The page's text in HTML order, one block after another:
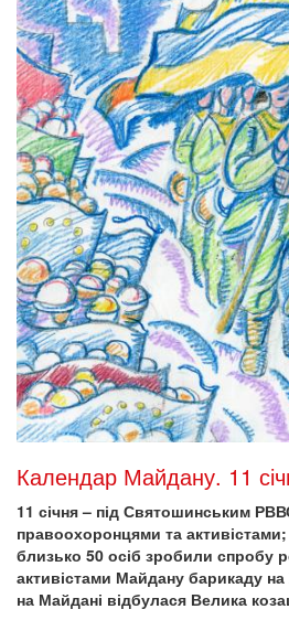
Календар Майдану. 11
11 січня – під Святошинським
правоохоронцями та
близько 50 осіб зробили спробу
активістами Майдану барикаду
на Майдані відбулася Велика